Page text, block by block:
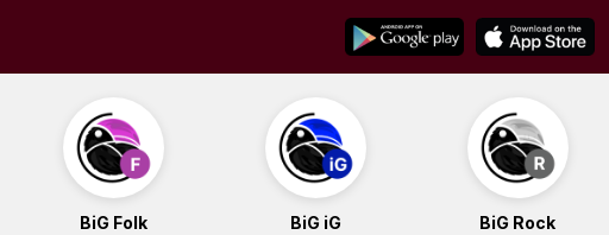
BiG Folk BiG iG BiG Rock